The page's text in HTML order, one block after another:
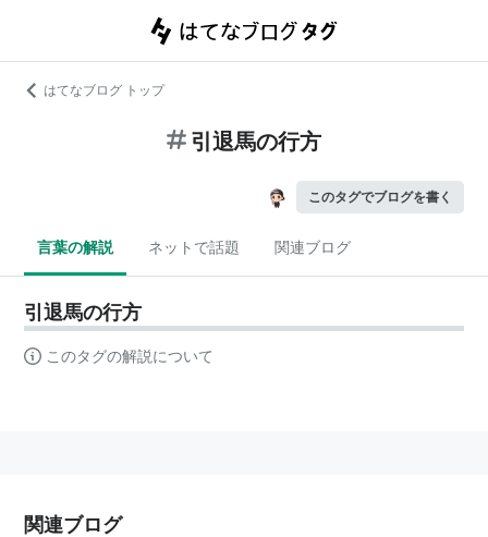
はてなブログ トップ
引退馬の行方
このタグでブログを書く
言葉の解説 ネットで話題 関連ブログ
引退馬の行方
このタグの解説について
関連ブログ